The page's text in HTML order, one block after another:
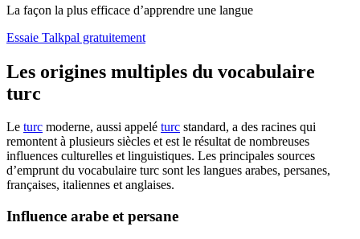
La façon la plus efficace d’apprendre une langue
Essaie Talkpal gratuitement
Les origines multiples du vocabulaire
turc
Le turc moderne, aussi appelé turc standard, a des racines qui
remontent à plusieurs siècles et est le résultat de nombreuses
influences culturelles et linguistiques. Les principales sources
d’emprunt du vocabulaire turc sont les langues arabes, persanes,
françaises, italiennes et anglaises.
Influence arabe et persane